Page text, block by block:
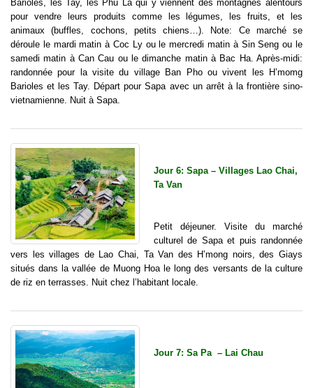
Bariolés, les Tay, les Phu La qui y viennent des montagnes alentours
pour vendre leurs produits comme les légumes, les fruits, et les
animaux (buffles, cochons, petits chiens…). Note: Ce marché se
déroule le mardi matin à Coc Ly ou le mercredi matin à Sin Seng ou le
samedi matin à Can Cau ou le dimanche matin à Bac Ha. Après-midi:
randonnée pour la visite du village Ban Pho ou vivent les H’momg
Barioles et les Tay. Départ pour Sapa avec un arrêt à la frontière sino-
vietnamienne. Nuit à Sapa.
Jour 6: Sapa – Villages Lao Chai,
Ta Van
Petit déjeuner. Visite du marché
culturel de Sapa et puis randonnée
vers les villages de Lao Chai, Ta Van des H’mong noirs, des Giays
situés dans la vallée de Muong Hoa le long des versants de la culture
de riz en terrasses. Nuit chez l’habitant locale.
Jour 7: Sa Pa – Lai Chau